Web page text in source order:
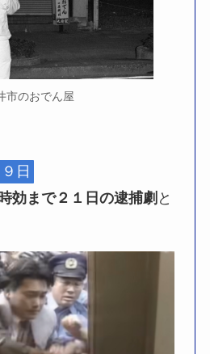
市のおでん屋
日
時効まで２１日の逮捕劇 と